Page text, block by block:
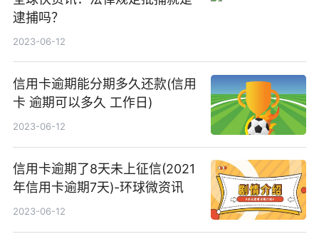
逮捕吗？
2023-06-12
信用卡逾期能分期多久还款(信用
卡 逾期可以多久 工作日)
2023-06-12
信用卡逾期了8天未上征信(2021
年信用卡逾期7天)-环球微资讯
2023-06-12